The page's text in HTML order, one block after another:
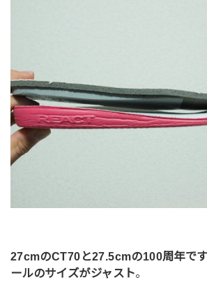
27cmのCT70と27.5cmの100周年で
ールのサイズがジャス ト。